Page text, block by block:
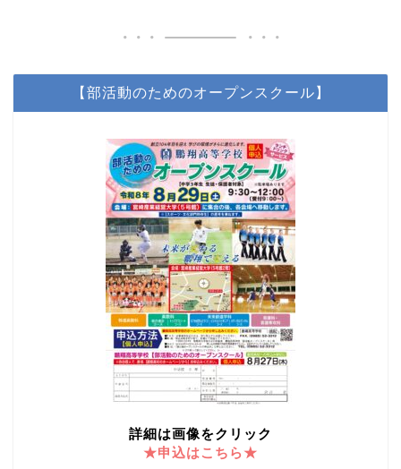
【部活動のためのオープンスクール】
詳細は画像をクリック
★申込はこちら★